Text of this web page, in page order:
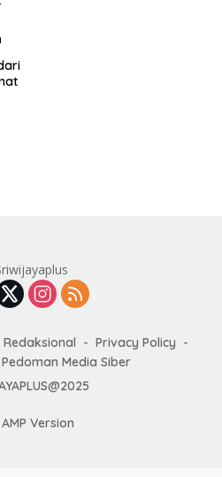
Redaksional
Privacy Policy
Pedoman Media Siber
Version